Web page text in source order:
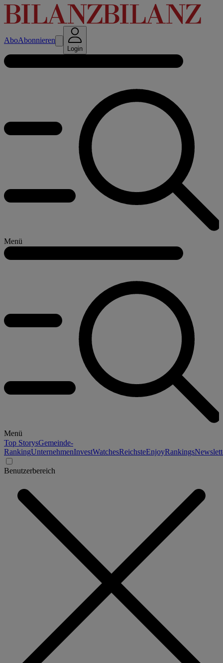
AboAbonnieren
Login
Menü
Menü
Top StorysGemeinde-
RankingUnternehmenInvestWatchesReichsteEnjoyRankings
Benutzerbereich